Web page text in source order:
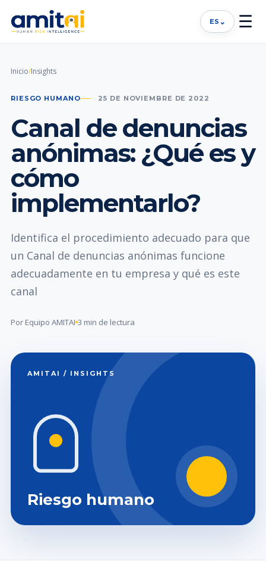
ES ⌄ ☰
Inicio/Insights
RIESGO HUMANO 25 DE NOVIEMBRE DE 2022
Canal de denuncias
anónimas: ¿Qué es y
cómo
implementarlo?
Identifica el procedimiento adecuado para que
un Canal de denuncias anónimas funcione
adecuadamente en tu empresa y qué es este
canal
Por Equipo AMITAI 3 min de lectura
AMITAI / INSIGHTS
Riesgo humano